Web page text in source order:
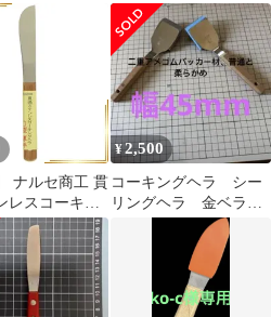
ラ 9mm巾 No.535【メ
ール便】
ナルセ商工 貫
レスコーキン
型 厚手 0
¥2,500
コーキングヘラ シー
リングヘラ 金ベラ、
仕上げヘラ(2本セット)